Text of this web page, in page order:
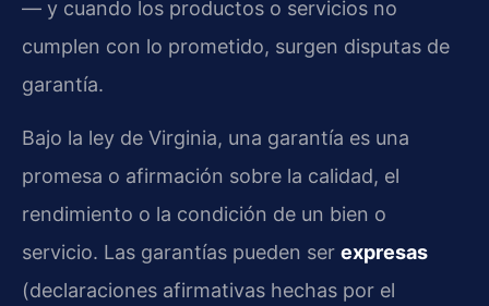
— y cuando los productos o servicios no
cumplen con lo prometido, surgen disputas de
garantía.
Bajo la ley de Virginia, una garantía es una
promesa o afirmación sobre la calidad, el
rendimiento o la condición de un bien o
servicio. Las garantías pueden ser expresas
(declaraciones afirmativas hechas por el